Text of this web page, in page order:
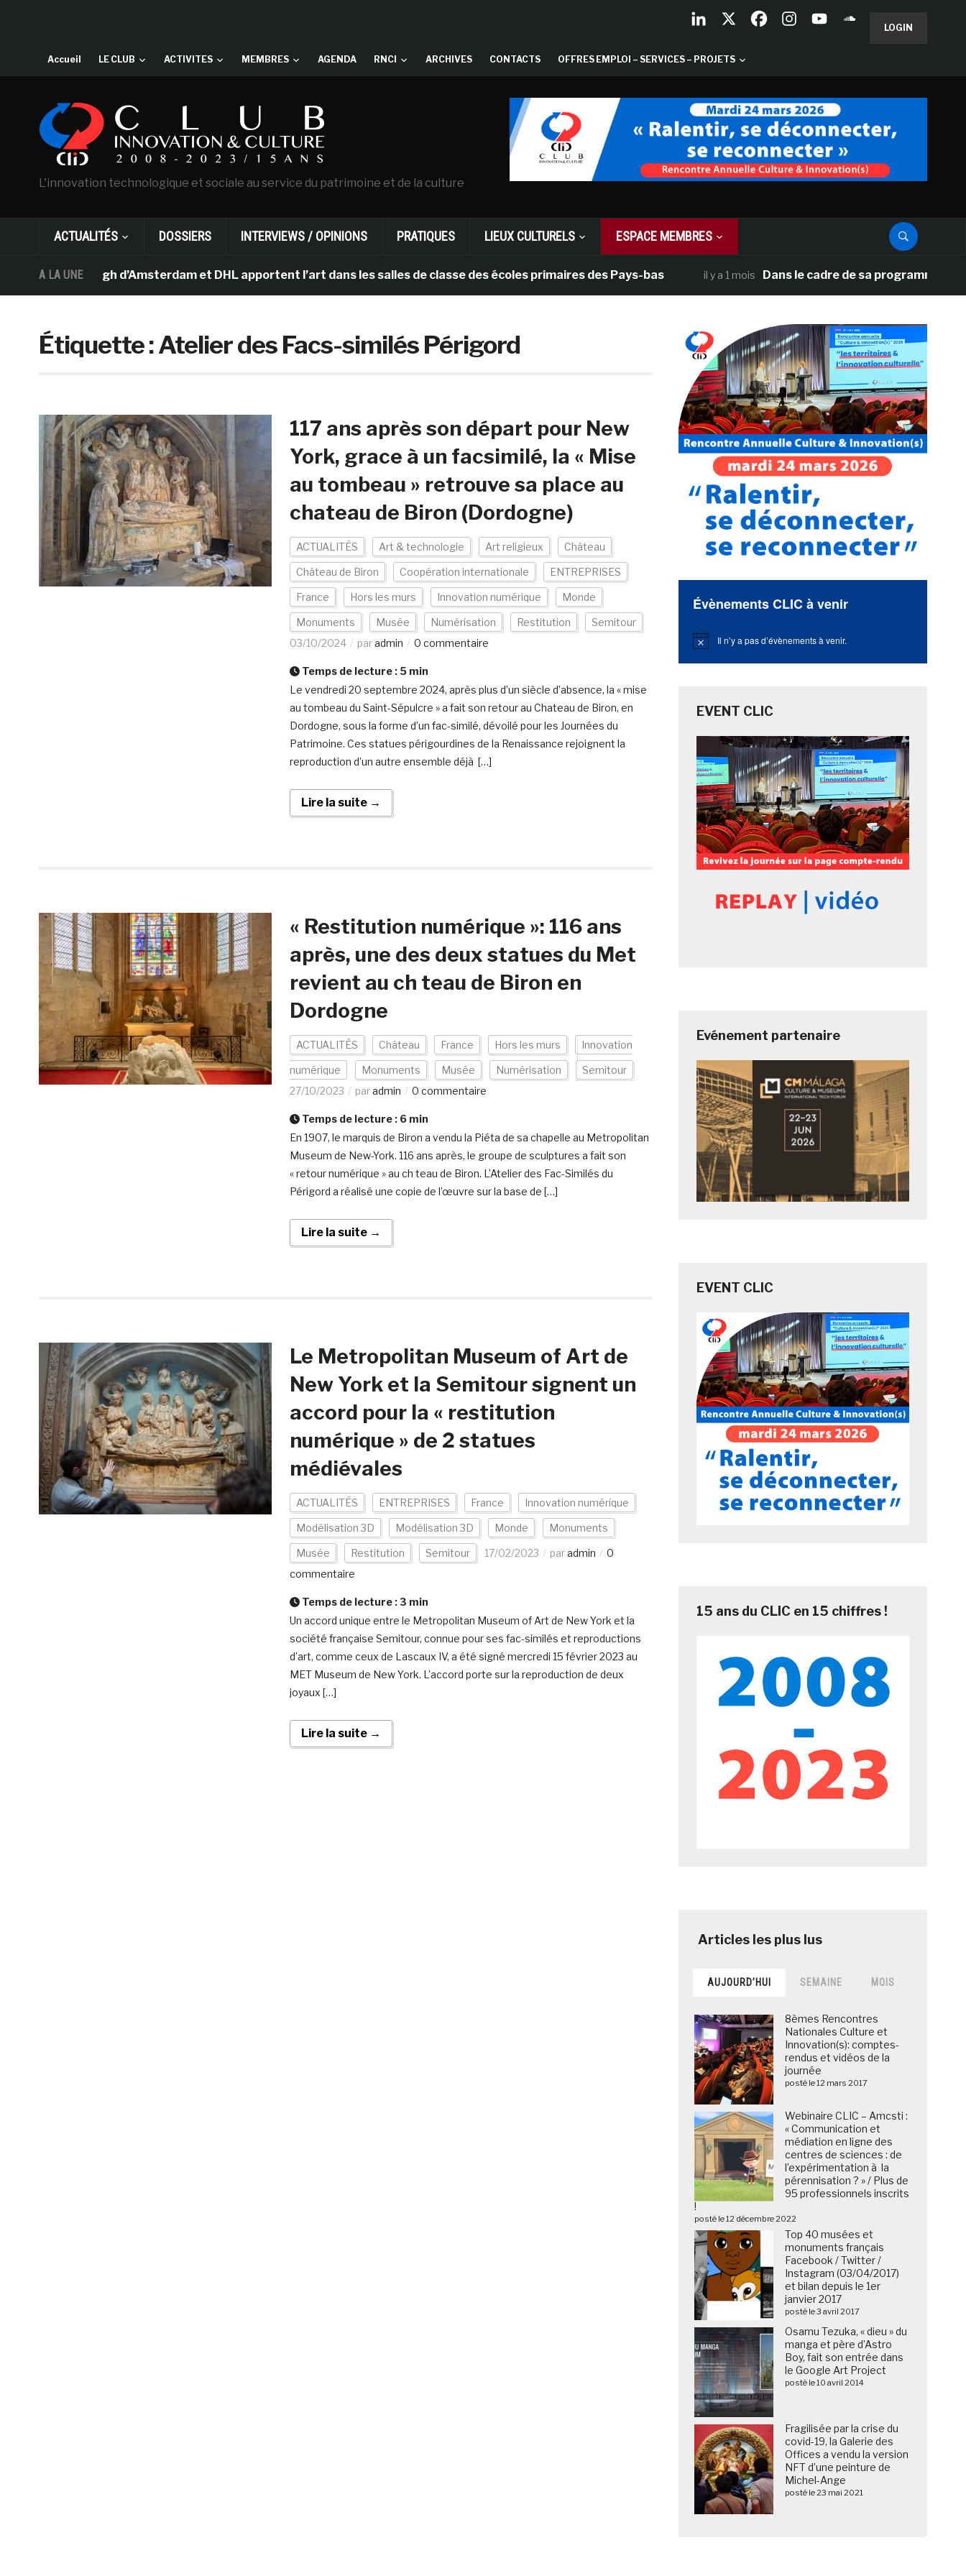
LOGIN
Accueil LE CLUB ACTIVITES MEMBRES AGENDA RNCI ARCHIVES CONTACTS OFFRES EMPLOI – SERVICES – PROJETS
L'innovation technologique et sociale au service du patrimoine et de la culture
ACTUALITÉS DOSSIERS INTERVIEWS / OPINIONS PRATIQUES LIEUX CULTURELS ESPACE MEMBRES
A LA UNE
Van Gogh d’Amsterdam et DHL apportent l’art dans les salles de classe des écoles primaires des Pays-bas il y a 1 mois Dans le cadre de sa programmation
Étiquette :Atelier des Facs-similés Périgord
117 ans après son départ pour New
York, grace à un facsimilé, la « Mise
au tombeau » retrouve sa place au
chateau de Biron (Dordogne)
ACTUALITÉS Art & technologie Art religieux Château
Château de Biron Coopération internationale ENTREPRISES
France Hors les murs Innovation numérique Monde
Monuments Musée Numérisation Restitution
Semitour
03/10/2024
paradmin 0 commentaire
Temps de lecture : 5 min
Le vendredi 20 septembre 2024, après plus d’un siècle d’absence, la « mise
au tombeau du Saint-Sépulcre » a fait son retour au Chateau de Biron, en
Dordogne, sous la forme d’un fac-similé, dévoilé pour les Journées du
Patrimoine. Ces statues périgourdines de la Renaissance rejoignent la
reproduction d’un autre ensemble déjà […]
Lire la suite →
« Restitution numérique »: 116 ans
après, une des deux statues du Met
revient au ch teau de Biron en
Dordogne
ACTUALITÉS Château France Hors les murs Innovation
numérique Monuments Musée Numérisation
Semitour
27/10/2023
paradmin 0 commentaire
Temps de lecture : 6 min
En 1907, le marquis de Biron a vendu la Piéta de sa chapelle au Metropolitan
Museum de New-York. 116 ans après, le groupe de sculptures a fait son
« retour numérique » au ch teau de Biron. L’Atelier des Fac-Similés du
Périgord a réalisé une copie de l’œuvre sur la base de […]
Lire la suite →
Le Metropolitan Museum of Art de
New York et la Semitour signent un
accord pour la « restitution
numérique » de 2 statues
médiévales
ACTUALITÉS ENTREPRISES France Innovation numérique
Modélisation 3D Modélisation 3D Monde Monuments
Musée Restitution Semitour 17/02/2023 paradmin
0
commentaire
Temps de lecture : 3 min
Un accord unique entre le Metropolitan Museum of Art de New York et la
société française Semitour, connue pour ses fac-similés et reproductions
d’art, comme ceux de Lascaux IV, a été signé mercredi 15 février 2023 au
MET Museum de New York. L’accord porte sur la reproduction de deux
joyaux […]
Lire la suite →
Évènements CLIC à venir
Notice Il n’y a pas d’évènements à venir.
EVENT CLIC
Evénement partenaire
EVENT CLIC
15 ans du CLIC en 15 chiffres !
AUJOURD’HUI SEMAINE MOIS
8èmes Rencontres
Nationales Culture et
Innovation(s): comptes-
rendus et vidéos de la
journée
posté le 12 mars 2017
Webinaire CLIC – Amcsti :
« Communication et
médiation en ligne des
centres de sciences : de
l’expérimentation à la
pérennisation ? » / Plus de
95 professionnels inscrits
!
posté le 12 décembre 2022
Top 40 musées et
monuments français
Facebook / Twitter /
Instagram (03/04/2017)
et bilan depuis le 1er
janvier 2017
posté le 3 avril 2017
Osamu Tezuka, « dieu » du
manga et père d’Astro
Boy, fait son entrée dans
le Google Art Project
posté le 10 avril 2014
Fragilisée par la crise du
covid-19, la Galerie des
Offices a vendu la version
NFT d’une peinture de
Michel-Ange
posté le 23 mai 2021